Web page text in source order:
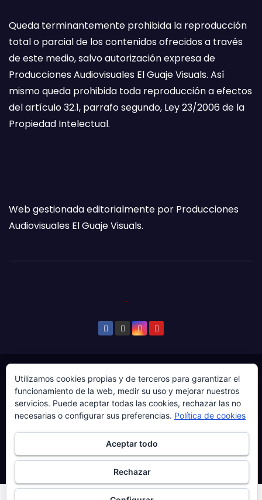
Queda terminantemente prohibida la reproducción
total o parcial de los contenidos ofrecidos a través
de este medio, salvo autorización expresa de
Producciones Audiovisuales El Guaje Visuals. Así
mismo queda prohibida toda reproducción a efectos
del artículo 32.1, parrafo segundo, Ley 23/2006 de la
Propiedad Intelectual.
Web gestionada editorialmente por Producciones
Audiovisuales El Guaje Visuals.
© Copyright 2024. Todos los derechos reservados.
Web gestionada por Producciones Audiovisuales El
Guaje Visuals.
Política de privacidad
Política de cookies
Más información sobre las cookies
Utilizamos cookies propias y de terceros para garantizar el
funcionamiento de la web, medir su uso y mejorar nuestros
servicios. Puede aceptar todas las cookies, rechazar las no
necesarias o configurar sus preferencias. Política de cookies
Aceptar todo
Rechazar